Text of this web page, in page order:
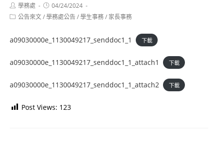
Post
author:
學務處
Post
published:
04/24/2024
Post公告來文/學務處公告/學生事務/ 家長事務
a09030000e_1130049217_senddoc1_1 下載
a09030000e_1130049217_senddoc1_1_attach1 下載
a09030000e_1130049217_senddoc1_1_attach2 下載
Post Views: 123